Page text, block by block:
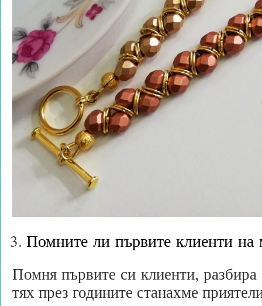
Помните ли първите клиенти на
Помня първите си клиенти, разбира
тях през годините станахме